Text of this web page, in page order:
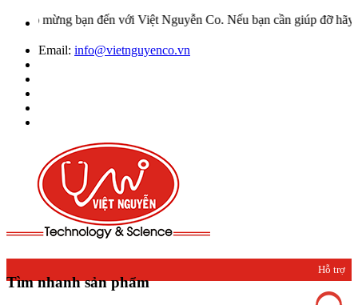
bạn đến với Việt Nguyễn Co. Nếu bạn cần giúp đỡ hãy liên hệ
Email: info@vietnguyenco.vn
Tìm nhanh sản phẩm
Hỗ trợ
khách